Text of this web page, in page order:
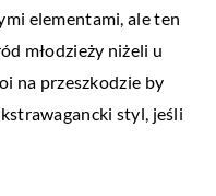
elementami, ale ten
młodzieży niżeli u
na przeszkodzie by
styl, jeśli